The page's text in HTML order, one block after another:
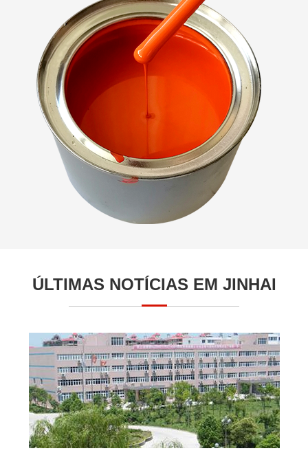
ÚLTIMAS NOTÍCIAS EM JINHAI